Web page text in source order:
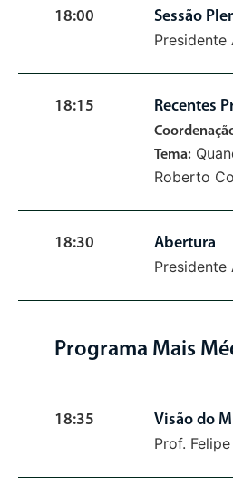
18:00 Sessão
18:15 Recentes
Tema:
Roberto
18:30 Abertura
Programa Mais
18:35 Visão do
Prof.